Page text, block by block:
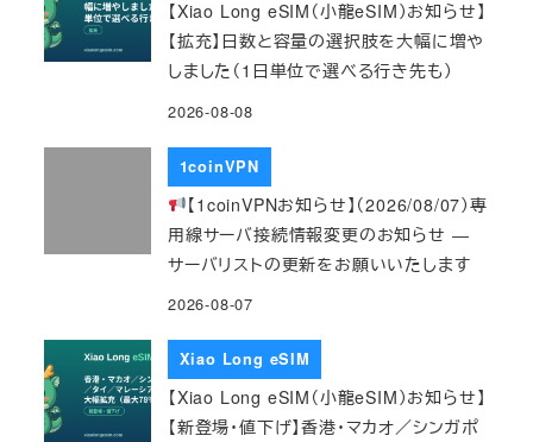
【Xiao Long eSIM（小龍eSIM）お知らせ】
【拡充】日数と容量の選択肢を大幅に増や
しました（1日単位で選べる行き先も）
2026-08-08
1coinVPN
【1coinVPNお知らせ】（2026/08/07）専
用線サーバ接続情報変更のお知らせ ―
サーバリストの更新をお願いいたします
2026-08-07
Xiao Long eSIM
【Xiao Long eSIM（小龍eSIM）お知らせ】
【新登場・値下げ】香港・マカオ／シンガポ